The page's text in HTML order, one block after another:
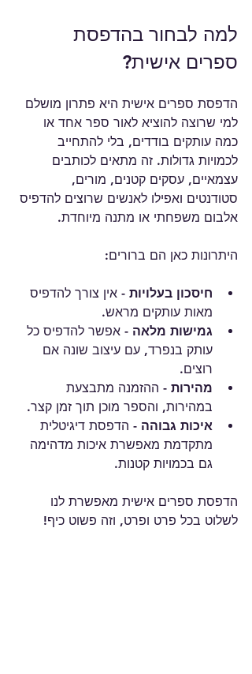
למה לבחור בהדפסת
ספרים אישית?
הדפסת ספרים אישית היא פתרון מושלם
למי שרוצה להוציא לאור ספר אחד או
כמה עותקים בודדים, בלי להתחייב
לכמויות גדולות. זה מתאים לכותבים
עצמאיים, עסקים קטנים, מורים,
סטודנטים ואפילו לאנשים שרוצים להדפיס
אלבום משפחתי או מתנה מיוחדת.
היתרונות כאן הם ברורים:
חיסכון בעלויות - אין צורך להדפיס
מאות עותקים מראש.
גמישות מלאה - אפשר להדפיס כל
עותק בנפרד, עם עיצוב שונה אם
רוצים.
מהירות - ההזמנה מתבצעת
במהירות, והספר מוכן תוך זמן קצר.
איכות גבוהה - הדפסת דיגיטלית
מתקדמת מאפשרת איכות מדהימה
גם בכמויות קטנות.
הדפסת ספרים אישית מאפשרת לנו
לשלוט בכל פרט ופרט, וזה פשוט כיף!